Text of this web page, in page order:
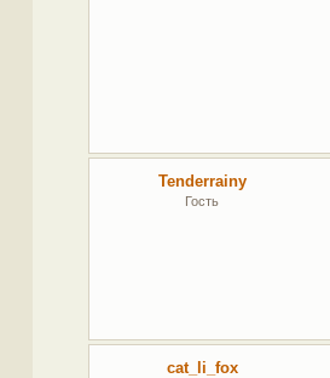
Tenderrainy
Гость
cat_li_fox